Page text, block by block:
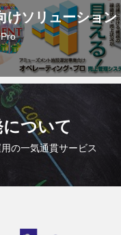
けソリューション
ついて
の一気通貫サービス